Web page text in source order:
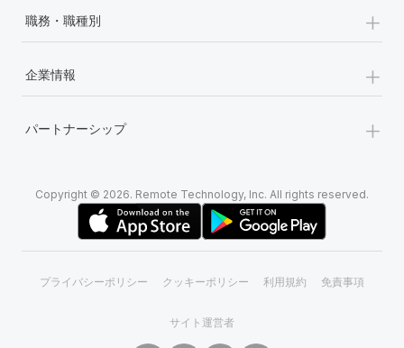
職務・職種別 +
企業情報 +
パートナーシップ +
Copyright © 2026. Remote Technology, Inc. All rights reserved.
プライバシーポリシー クッキーポリシー 利用規約 免責事項
サイト運営者